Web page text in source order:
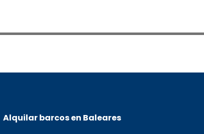
Alquilar barcos en Baleares